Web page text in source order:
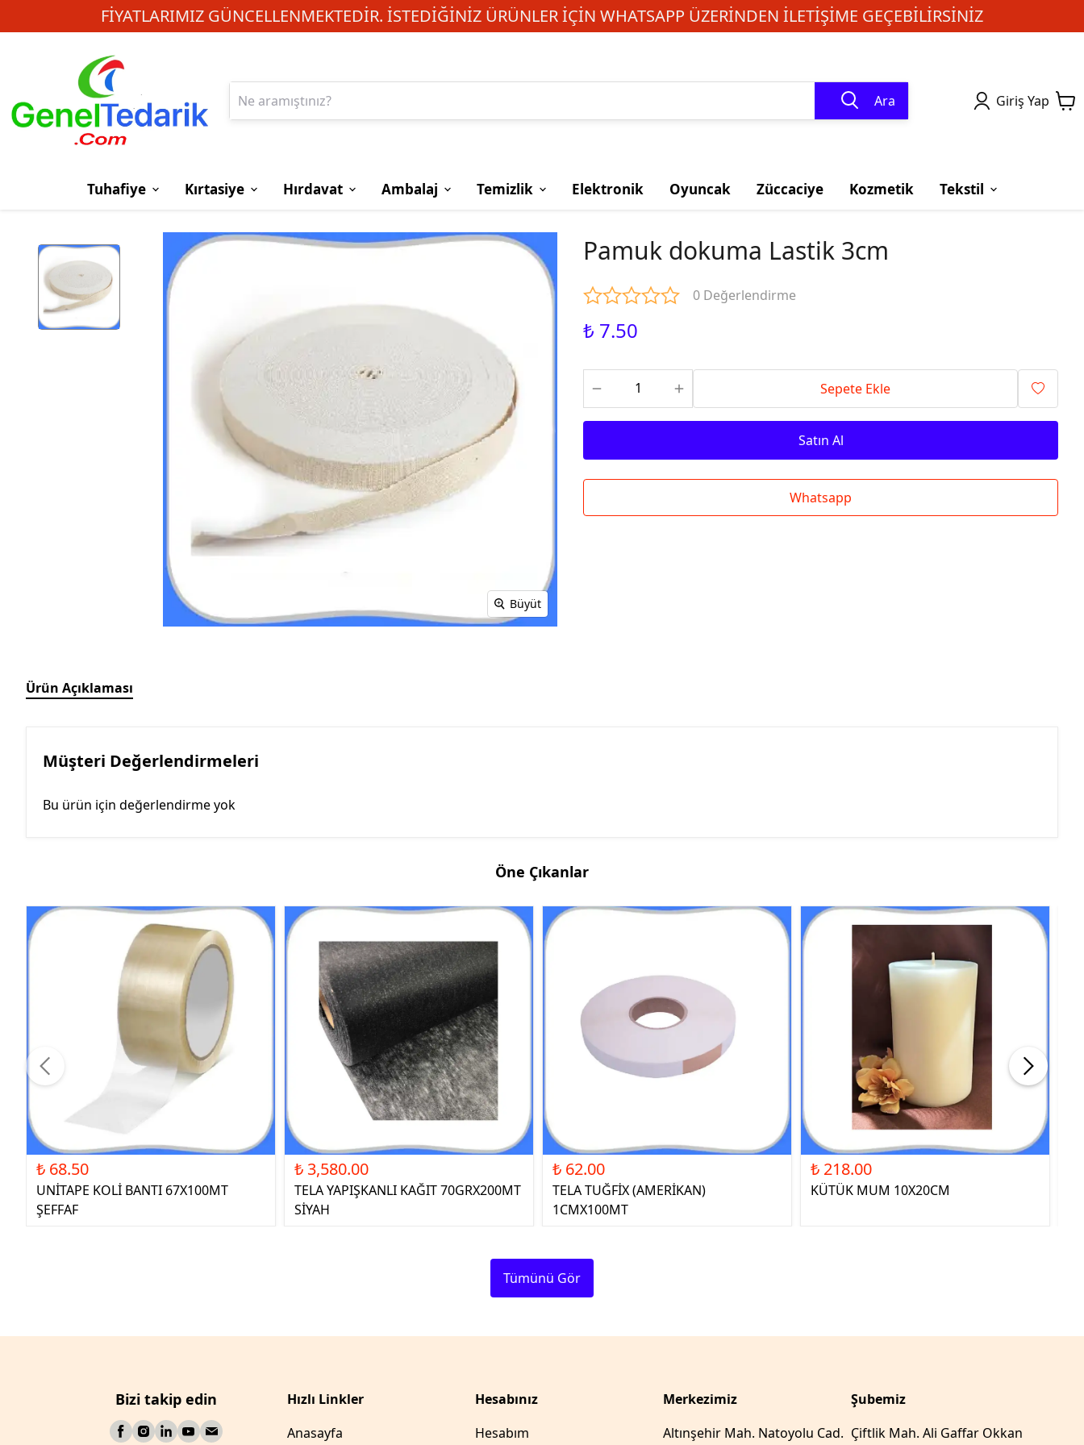
FIYATLARIMIZ GÜNCELLENMEKTEDIR. İSTEDIĞINIZ ÜRÜNLER IÇIN WHATSAPP ÜZERINDEN ILETIŞIME GEÇEBILIRSINIZ
Ara Giriş Yap
Tuhafiye Kırtasiye Hırdavat Ambalaj Temizlik Elektronik Oyuncak Züccaciye Kozmetik Tekstil
Büyüt
Pamuk dokuma Lastik 3cm
0 Değerlendirme
₺ 7.50
Sepete Ekle
Satın Al
Whatsapp
Ürün Açıklaması
Müşteri Değerlendirmeleri
Bu ürün için değerlendirme yok
Öne Çıkanlar
₺ 68.50
UNİTAPE KOLİ BANTI 67X100MT
ŞEFFAF
₺ 3,580.00
TELA YAPIŞKANLI KAĞIT 70GRX200MT
SİYAH
₺ 62.00
TELA TUĞFİX (AMERİKAN)
1CMX100MT
₺ 218.00
KÜTÜK MUM 10X20CM
Tümünü Gör
Bizi takip edin
Hızlı Linkler
Anasayfa
Hesabınız
Hesabım
Merkezimiz
Altınşehir Mah. Natoyolu Cad.
Şubemiz
Çiftlik Mah. Ali Gaffar Okkan